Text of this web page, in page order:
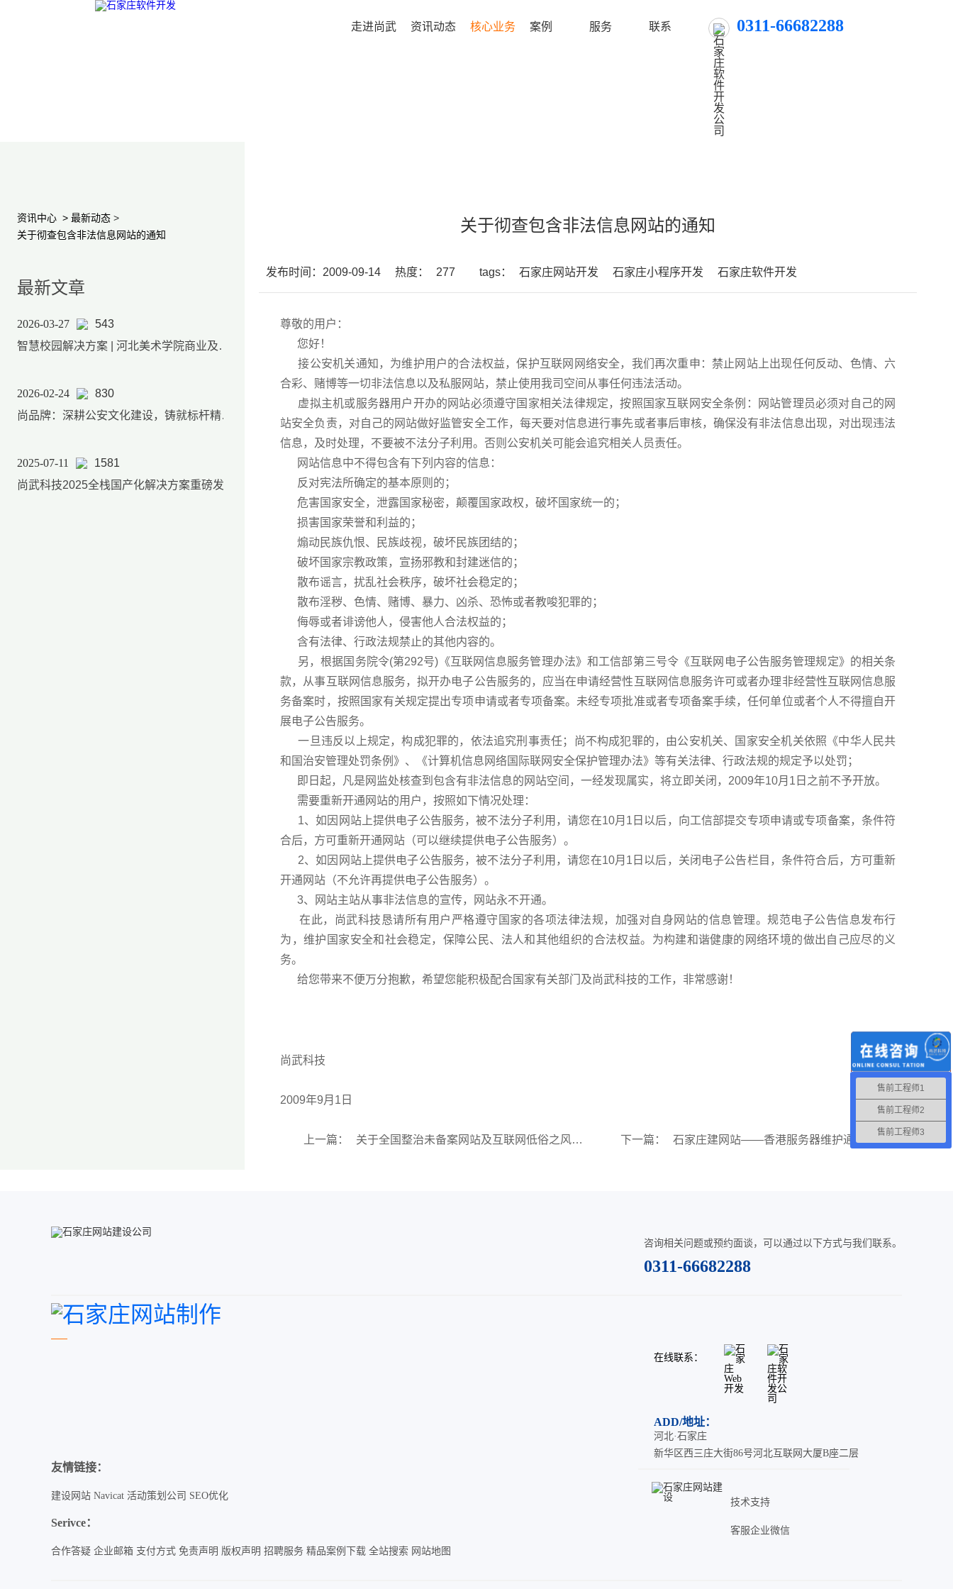
走进尚武 资讯动态 核心业务 案例 服务 联系 0311-66682288
资讯中心 > 最新动态>
关于彻查包含非法信息网站的通知
最新文章
2026-03-27
543
智慧校园解决方案 | 河北美术学院商业及后勤产品服务体系
2026-02-24
830
尚品牌：深耕公安文化建设，铸就标杆精品项目
2025-07-11
1581
关于彻查包含非法信息网站的通知
发布时间：2009-09-14 热度： 277 tags： 石家庄网站开发 石家庄小程序开发 石家庄软件开发
尊敬的用户：
您好！
接公安机关通知，为维护用户的合法权益，保护互联网网络安全，我们再次重申：禁止网站上出现任何反动、色情、六
合彩、赌博等一切非法信息以及私服网站，禁止使用我司空间从事任何违法活动。
虚拟主机或服务器用户开办的网站必须遵守国家相关法律规定，按照国家互联网安全条例：网站管理员必须对自己的网
站安全负责，对自己的网站做好监管安全工作，每天要对信息进行事先或者事后审核，确保没有非法信息出现，对出现违法
信息，及时处理，不要被不法分子利用。否则公安机关可能会追究相关人员责任。
网站信息中不得包含有下列内容的信息：
反对宪法所确定的基本原则的；
危害国家安全，泄露国家秘密，颠覆国家政权，破坏国家统一的；
损害国家荣誉和利益的；
煽动民族仇恨、民族歧视，破坏民族团结的；
破坏国家宗教政策，宣扬邪教和封建迷信的；
散布谣言，扰乱社会秩序，破坏社会稳定的；
散布淫秽、色情、赌博、暴力、凶杀、恐怖或者教唆犯罪的；
侮辱或者诽谤他人，侵害他人合法权益的；
含有法律、行政法规禁止的其他内容的。
另，根据国务院令(第292号)《互联网信息服务管理办法》和工信部第三号令《互联网电子公告服务管理规定》的相关条
款，从事互联网信息服务，拟开办电子公告服务的，应当在申请经营性互联网信息服务许可或者办理非经营性互联网信息服
务备案时，按照国家有关规定提出专项申请或者专项备案。未经专项批准或者专项备案手续，任何单位或者个人不得擅自开
展电子公告服务。
一旦违反以上规定，构成犯罪的，依法追究刑事责任；尚不构成犯罪的，由公安机关、国家安全机关依照《中华人民共
和国治安管理处罚条例》、《计算机信息网络国际联网安全保护管理办法》等有关法律、行政法规的规定予以处罚；
即日起，凡是网监处核查到包含有非法信息的网站空间，一经发现属实，将立即关闭，2009年10月1日之前不予开放。
需要重新开通网站的用户，按照如下情况处理：
1、如因网站上提供电子公告服务，被不法分子利用，请您在10月1日以后，向工信部提交专项申请或专项备案，条件符
合后，方可重新开通网站（可以继续提供电子公告服务）。
2、如因网站上提供电子公告服务，被不法分子利用，请您在10月1日以后，关闭电子公告栏目，条件符合后，方可重新
开通网站（不允许再提供电子公告服务）。
3、网站主站从事非法信息的宣传，网站永不开通。
在此，尚武科技恳请所有用户严格遵守国家的各项法律法规，加强对自身网站的信息管理。规范电子公告信息发布行
为，维护国家安全和社会稳定，保障公民、法人和其他组织的合法权益。为构建和谐健康的网络环境的做出自己应尽的义
务。
给您带来不便万分抱歉，希望您能积极配合国家有关部门及尚武科技的工作，非常感谢！
尚武科技
2009年9月1日
上一篇： 关于全国整治未备案网站及互联网低俗之风专项行动通知 下一篇： 石家庄建网站——香港服务器维护通知
咨询相关问题或预约面谈，可以通过以下方式与我们联系。
0311-66682288
在线联系：
ADD/地址：
河北·石家庄
新华区西三庄大街86号河北互联网大厦B座二层
友情链接：
建设网站 Navicat 活动策划公司 SEO优化
Serivce：
合作答疑 企业邮箱 支付方式 免责声明 版权声明 招聘服务 精品案例下载 全站搜索 网站地图
技术支持
客服企业微信
售前工程师1
售前工程师2
售前工程师3